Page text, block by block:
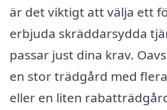
är det viktigt att välja ett
erbjuda skräddarsydda
passar just dina krav.
en stor trädgård med
eller en liten